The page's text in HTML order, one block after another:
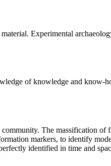
Experimental
of knowledge and
The massification
markers, to identify
identified in time and